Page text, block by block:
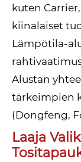
kuten
kiinalaiset
Lämpötila-
Alustan
tärkeimpien
(Dongfeng,
Laaja